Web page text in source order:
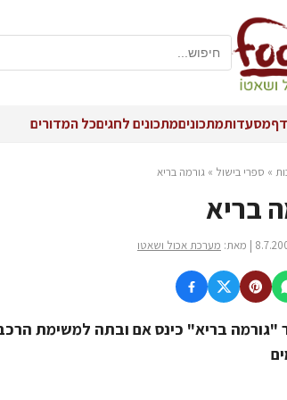
מסעדותמתכוניםמתכונים לחגיםכל המדורים
» ספרי בישול » גורמה בריא
בריא
מערכת אכול ושאטו
"גורמה בריא" כינס אם ובתה למשימת